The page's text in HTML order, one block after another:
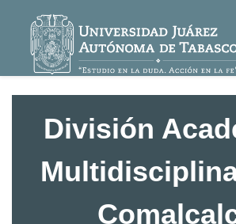
División